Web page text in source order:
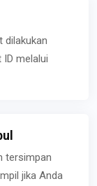
dilakukan
melalui
tersimpan
jika Anda